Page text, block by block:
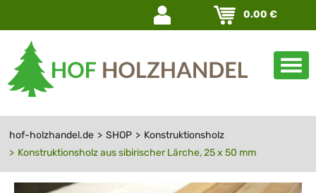
Navigation
überspringen
0.00 €
hof-holzhandel.de SHOP
Konstruktionsholz
Konstruktionsholz aus sibirischer Lärche, 25 x 50 mm